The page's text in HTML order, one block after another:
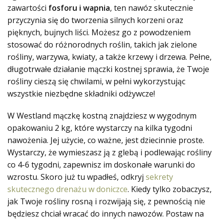
zawartości fosforu i wapnia, ten nawóz skutecznie
przyczynia się do tworzenia silnych korzeni oraz
pięknych, bujnych liści. Możesz go z powodzeniem
stosować do różnorodnych roślin, takich jak zielone
rośliny, warzywa, kwiaty, a także krzewy i drzewa. Pełne,
długotrwałe działanie mączki kostnej sprawia, że Twoje
rośliny cieszą się chwilami, w pełni wykorzystując
wszystkie niezbędne składniki odżywcze!
W Westland mączkę kostną znajdziesz w wygodnym
opakowaniu 2 kg, które wystarczy na kilka tygodni
nawożenia. Jej użycie, co ważne, jest dziecinnie proste.
Wystarczy, że wymieszasz ją z glebą i podlewając rośliny
co 4-6 tygodni, zapewnisz im doskonałe warunki do
wzrostu. Skoro już tu wpadłeś, odkryj sekrety
skutecznego drenażu w doniczce. Kiedy tylko zobaczysz,
jak Twoje rośliny rosną i rozwijają się, z pewnością nie
będziesz chciał wracać do innych nawozów. Postaw na